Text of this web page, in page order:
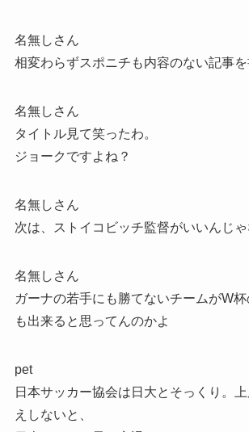
名無しさん
相変わらずスポニチも内容のない記事
名無しさん
タイトル見て笑ったわ。
ジョークですよね？
名無しさん
次は、ストイコビッチ監督がいいんじゃ
名無しさん
ガーナの若手にも勝てないチームがW
も出来ると思ってんのかよ
pet
日本サッカー協会は日大とそっくり。
えしないと、